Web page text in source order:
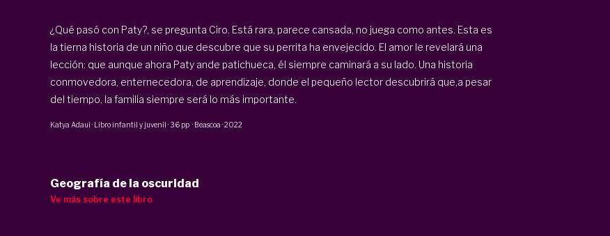
¿Qué pasó con Paty?, se pregunta Ciro. Está rara, parece cansada, no juega como antes. Esta es
la tierna historia de un niño que descubre que su perrita ha envejecido. El amor le revelará una
lección: que aunque ahora Paty ande patichueca, él siempre caminará a su lado. Una historia
conmovedora, enternecedora, de aprendizaje, donde el pequeño lector descubrirá que,a pesar
del tiempo, la familia siempre será lo más importante.
Katya Adaui · Libro infantil y juvenil ·36 pp· Beascoa ·2022
Geografía de la oscuridad
Ve más sobre este libro